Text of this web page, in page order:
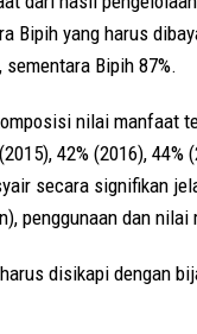
Bipih yang harus
Bipih 87%.
nilai manfaat
42% (2016),
secara signifikan
penggunaan dan nilai
disikapi dengan